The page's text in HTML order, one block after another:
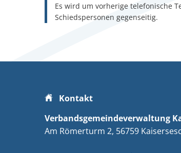
Es wird um vorherige telefonische
Schiedspersonen gegenseitig.
Kontakt
Verbandsgemeindeverwaltung
Am Römerturm 2 56759